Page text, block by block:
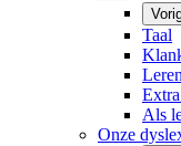
Taal
Als
Onze